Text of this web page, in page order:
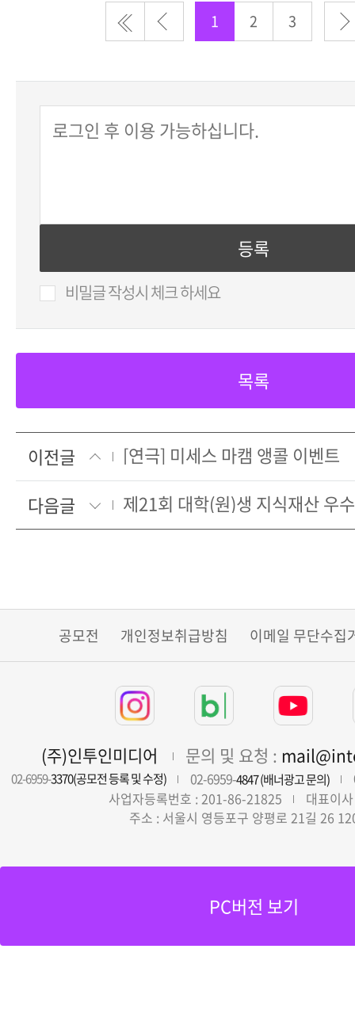
1 2 3
비밀글 작성시 체크 하세요
목록
이전글
[연극] 미세스 마캠 앵콜 이벤트
다음글
공모전 개인정보취급방침 이메일 무단수집
(주)인투인미디어 문의 및 요청 :
02-6959-3370(공모전 등록 및 수정) 02-6959-4847 (배너광고 문의)
사업자등록번호 : 201-86-21825
대표이
주소 : 서울시 영등포구 양평로 21길 26
PC버전 보기